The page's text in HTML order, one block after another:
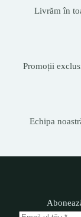
Livrăm în
Promoții
Echipa